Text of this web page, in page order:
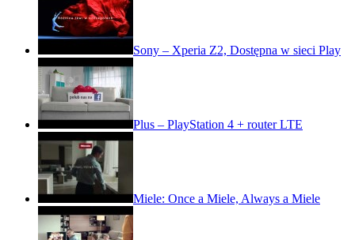
Sony – Xperia Z2, Dostępna w sieci Play
Plus – PlayStation 4 + router LTE
Miele: Once a Miele, Always a Miele